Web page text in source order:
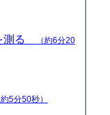
測る
（約6分20
約5分50秒）